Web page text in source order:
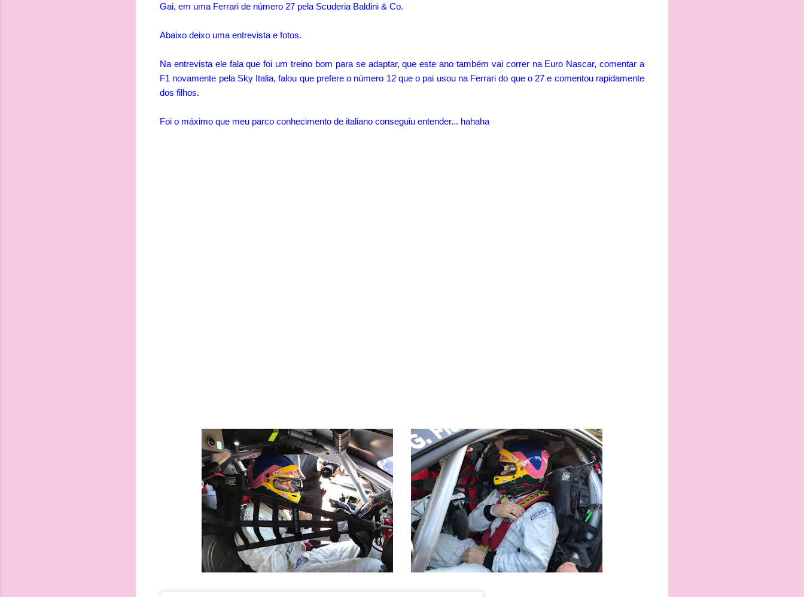
Gai, em uma Ferrari de número 27 pela Scuderia Baldini & Co.
Abaixo deixo uma entrevista e fotos.
Na entrevista ele fala que foi um treino bom para se adaptar, que este ano também vai correr na Euro Nascar, comentar a
F1 novamente pela Sky Italia, falou que prefere o número 12 que o pai usou na Ferrari do que o 27 e comentou rapidamente
dos filhos.
Foi o máximo que meu parco conhecimento de italiano conseguiu entender... hahaha